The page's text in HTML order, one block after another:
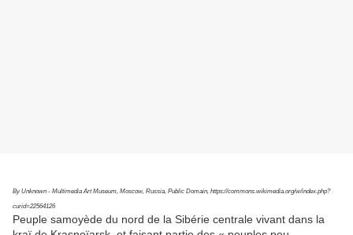
By Unknown - Multimedia Art Museum, Moscow, Russia, Public Domain, https://commons.wikimedia.org/w/index.php?
curid=22564126
Peuple samoyède du nord de la Sibérie centrale vivant dans la